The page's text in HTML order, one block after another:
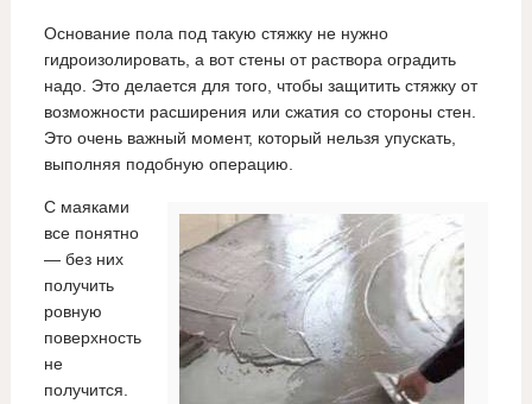
Основание пола под такую стяжку не нужно
гидроизолировать, а вот стены от раствора оградить
надо. Это делается для того, чтобы защитить стяжку от
возможности расширения или сжатия со стороны стен.
Это очень важный момент, который нельзя упускать,
выполняя подобную операцию.
С маяками
все понятно
— без них
получить
ровную
поверхность
не
получится.